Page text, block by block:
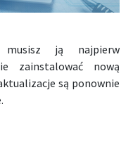
musisz ją najpierw
zainstalować nową
są ponownie